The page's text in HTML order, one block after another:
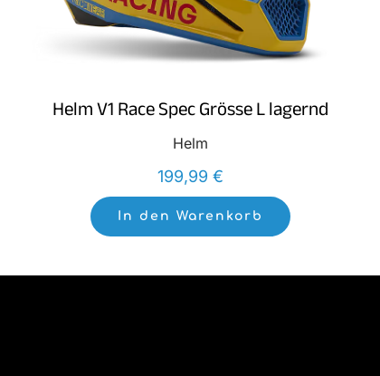
Helm V1 Race Spec Grösse L lagernd
Helm
199,99 €
In den Warenkorb